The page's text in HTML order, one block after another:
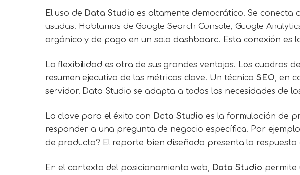
El uso de Data Studio es altamente democrático. Se
usadas. Hablamos de Google Search Console, Google
orgánico y de pago en un solo dashboard. Esta conexión es
La flexibilidad es otra de sus grandes ventajas. Los cuadros
resumen ejecutivo de las métricas clave. Un técnico SEO, en
servidor. Data Studio se adapta a todas las necesidades de
La clave para el éxito con Data Studio es la formulación de
responder a una pregunta de negocio específica. Por
de producto? El reporte bien diseñado presenta la
En el contexto del posicionamiento web, Data Studio permite